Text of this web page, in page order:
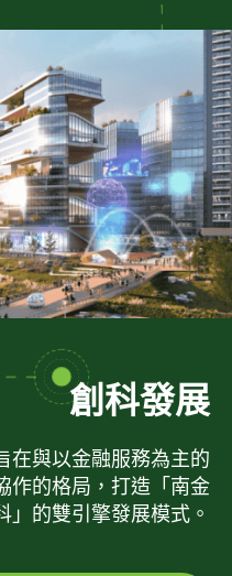
創科發展
在與以金融服務為主的
作的格局，打造「南金
」的雙引擎發展模式。